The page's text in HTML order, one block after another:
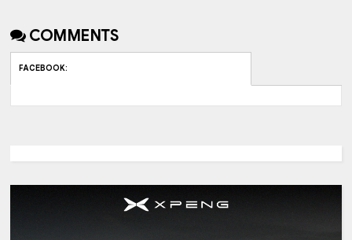
COMMENTS
FACEBOOK: